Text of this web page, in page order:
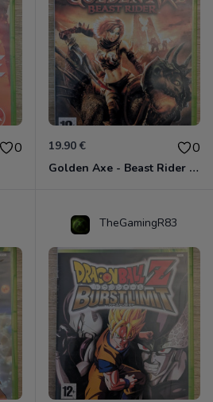
0 19.90 € 0
Golden Axe - Beast Rider Xbox 360
TheGamingR83